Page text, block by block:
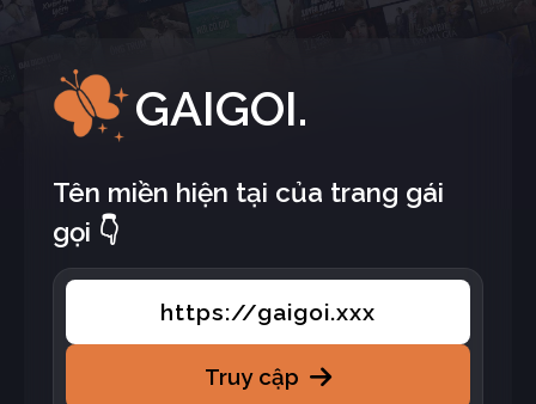
GAIGOI.
Tên miền hiện tại của trang gái
gọi 👇
https://gaigoi.xxx
Truy cập